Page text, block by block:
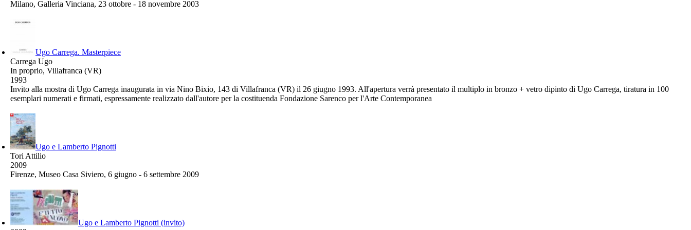
Milano, Galleria Vinciana, 23 ottobre - 18 novembre 2003
Ugo Carrega. Masterpiece
Carrega Ugo
In proprio, Villafranca (VR)
1993
Invito alla mostra di Ugo Carrega inaugurata in via Nino Bixio, 143 di Villafranca (VR) il 26 giugno 1993. All'apertura verrà presentato il multiplo in bronzo + vetro dipinto di Ugo Carrega, tiratura in 100
esemplari numerati e firmati, espressamente realizzato dall'autore per la costituenda Fondazione Sarenco per l'Arte Contemporanea
Ugo e Lamberto Pignotti
Tori Attilio
2009
Firenze, Museo Casa Siviero, 6 giugno - 6 settembre 2009
Ugo e Lamberto Pignotti (invito)